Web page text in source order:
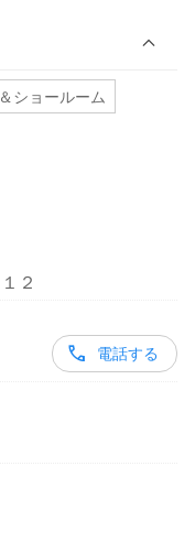
ショールーム
２
電話する